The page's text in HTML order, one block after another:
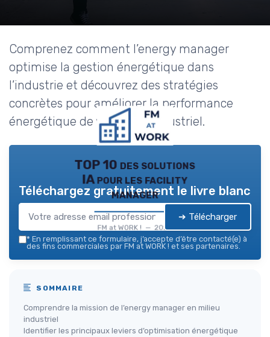
Comprenez comment l’energy manager
optimise la gestion énergétique dans
l’industrie et découvrez des stratégies
concrètes pour améliorer la performance
énergétique de votre site industriel.
TOP 10 des solutions
IA pour les facility
manager
FM at WORK ! — 2026
Téléchargez gratuitement le livre blanc
➔ Télécharger
* En remplissant ce formulaire, j’accepte d’être contacté(e) à
des fins commerciales par FM at WORK ! et ses partenaires.
SOMMAIRE
Comprendre la mission de l’energy manager en milieu
industriel
Identifier les principaux leviers d’optimisation énergétique